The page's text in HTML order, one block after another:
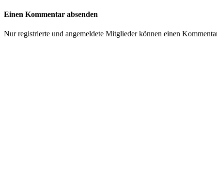
Einen Kommentar absenden
Nur registrierte und angemeldete Mitglieder können einen